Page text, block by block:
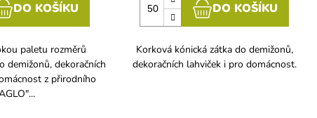
DO KOŠÍKU
paletu rozměrů
demižonů, dekoračních
z přirodního
DO KOŠÍKU
Korková kónická zátka do demižonů,
dekoračních lahviček i pro domácnost.